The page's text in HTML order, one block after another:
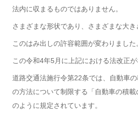
法内に収まるものではありません。
さまざまな形状であり、さまざまな大き
このはみ出しの許容範囲が変わりました
この令和4年5月に上記における法改正が
道路交通法施行令第22条では、自動車
の方法について制限する「自動車の積
のように規定されています。